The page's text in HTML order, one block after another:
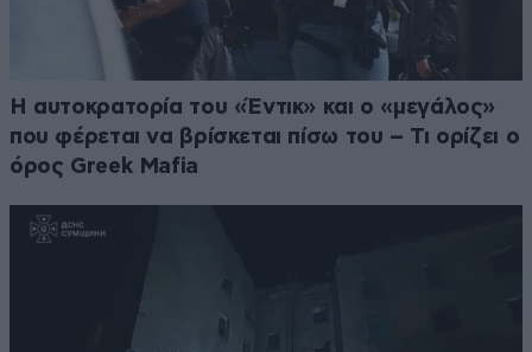
Η αυτοκρατορία του «Έντικ» και ο «μεγάλος»
που φέρεται να βρίσκεται πίσω του – Τι ορίζει ο
όρος Greek Mafia